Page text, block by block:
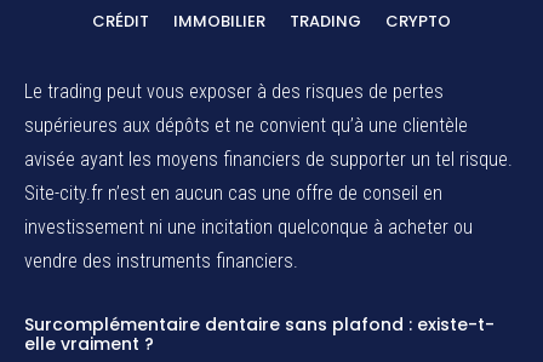
CRÉDIT
IMMOBILIER TRADING CRYPTO
Le trading peut vous exposer à des risques de pertes
supérieures aux dépôts et ne convient qu’à une clientèle
avisée ayant les moyens financiers de supporter un tel risque.
Site-city.fr n’est en aucun cas une offre de conseil en
investissement ni une incitation quelconque à acheter ou
vendre des instruments financiers.
Surcomplémentaire dentaire sans plafond : existe-t-
elle vraiment ?